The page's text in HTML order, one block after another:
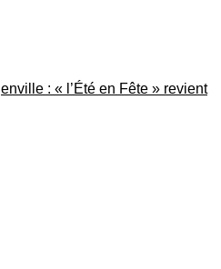
: « l’Été en Fête » revient